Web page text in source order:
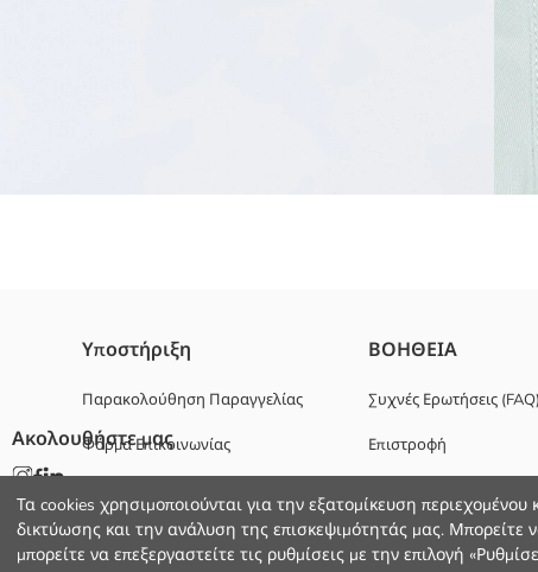
Τα cookies χρησιμοποιούνται για την εξατομίκευση
δικτύωσης και την ανάλυση της επισκεψιμότητάς μας. Μπορείτε
μπορείτε να επεξεργαστείτε τις ρυθμίσεις με την επιλογή
Χώρα προέλευσης:
Υπο-μάρκα:
Φύλο:
Εφαρμογή:
Ύφασμα:
Γραμμή Μέσης:
Χοντρό:
Υποστήριξη
Παρακολούθηση Παραγγελίας
Φόρμα Επικοινωνίας
ΒΟΗΘΕΙΑ
Συχνές Ερωτήσεις (FAQ)
Επιστροφή
Ακολουθήστε μας